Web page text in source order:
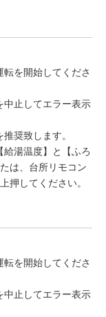
転を開始してくださ
中止してエラー表示
奨致します。
給湯温度】と【ふろ
は、台所リモコン
押してください。
転を開始してくださ
中止してエラー表示